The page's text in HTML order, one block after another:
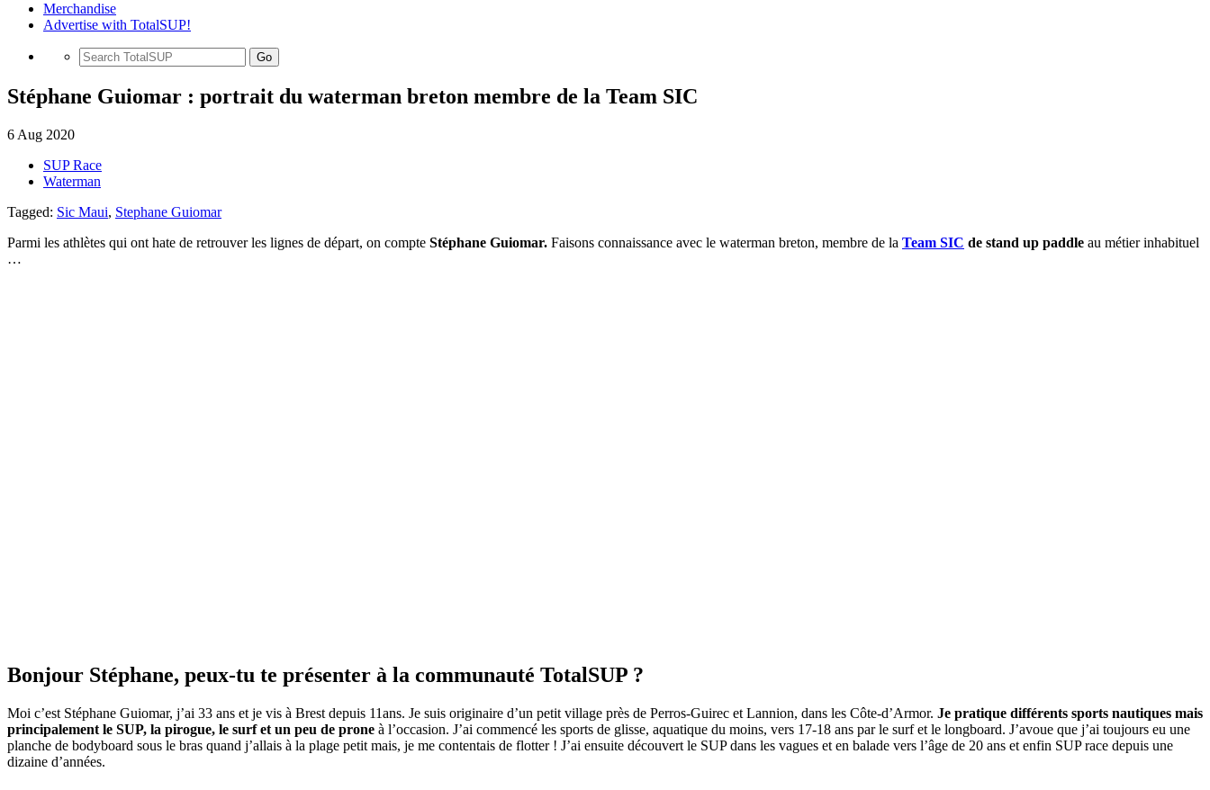
Merchandise
Advertise with TotalSUP!
Go
Stéphane Guiomar : portrait du waterman breton membre de la Team SIC
6 Aug 2020
SUP Race
Waterman
Tagged: Sic Maui, Stephane Guiomar
Parmi les athlètes qui ont hate de retrouver les lignes de départ, on compte Stéphane Guiomar. Faisons connaissance avec le waterman breton, membre de la Team SIC de stand up paddle au métier inhabituel
…
Bonjour Stéphane, peux-tu te présenter à la communauté TotalSUP ?
Moi c’est Stéphane Guiomar, j’ai 33 ans et je vis à Brest depuis 11ans. Je suis originaire d’un petit village près de Perros-Guirec et Lannion, dans les Côte-d’Armor. Je pratique différents sports nautiques mais
principalement le SUP, la pirogue, le surf et un peu de prone à l’occasion. J’ai commencé les sports de glisse, aquatique du moins, vers 17-18 ans par le surf et le longboard. J’avoue que j’ai toujours eu une
planche de bodyboard sous le bras quand j’allais à la plage petit mais, je me contentais de flotter ! J’ai ensuite découvert le SUP dans les vagues et en balade vers l’âge de 20 ans et enfin SUP race depuis une
dizaine d’années.